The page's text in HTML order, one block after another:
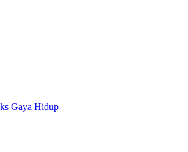
Gaya Hidup